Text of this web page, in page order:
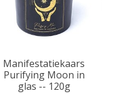
Manifestatiekaars
Purifying Moon in
glas -- 120g